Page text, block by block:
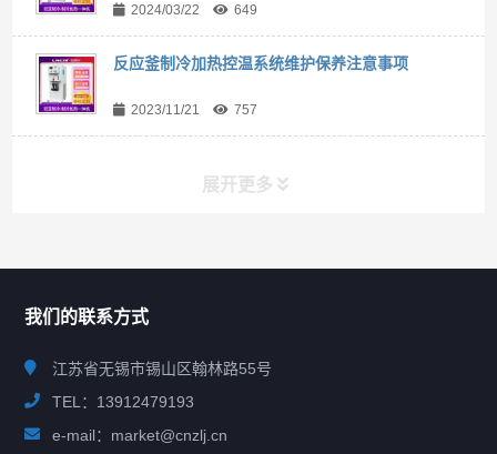
2024/03/22 649
反应釜制冷加热控温系统维护保养注意事项
2023/11/21 757
展开更多
我们的联系方式
江苏省无锡市锡山区翰林路55号
TEL：13912479193
e-mail：market@cnzlj.cn